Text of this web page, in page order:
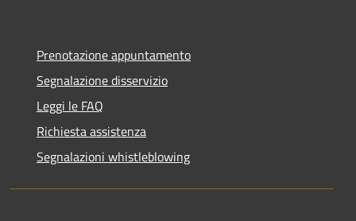
Prenotazione appuntamento
Segnalazione disservizio
Leggi le FAQ
Richiesta assistenza
Segnalazioni whistleblowing